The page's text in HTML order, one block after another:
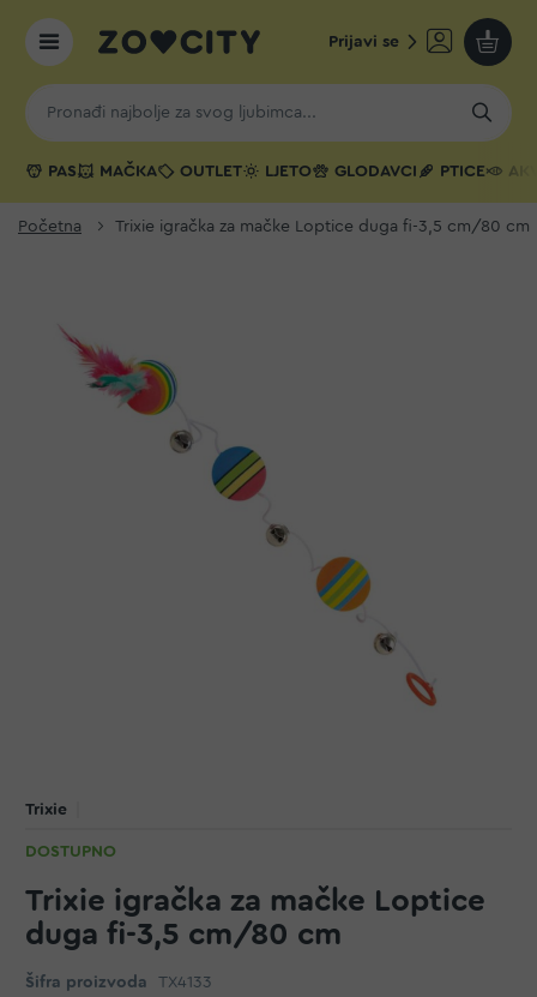
Prijavi se
Moja
PAS MAČKA OUTLET LJETO GLODAVCI PTICE
Početna Trixie igračka za mačke Loptice duga fi-3,5 cm/80 cm
Trixie
DOSTUPNO
Trixie igračka za mačke Loptice
duga fi-3,5 cm/80 cm
Šifra proizvoda TX4133